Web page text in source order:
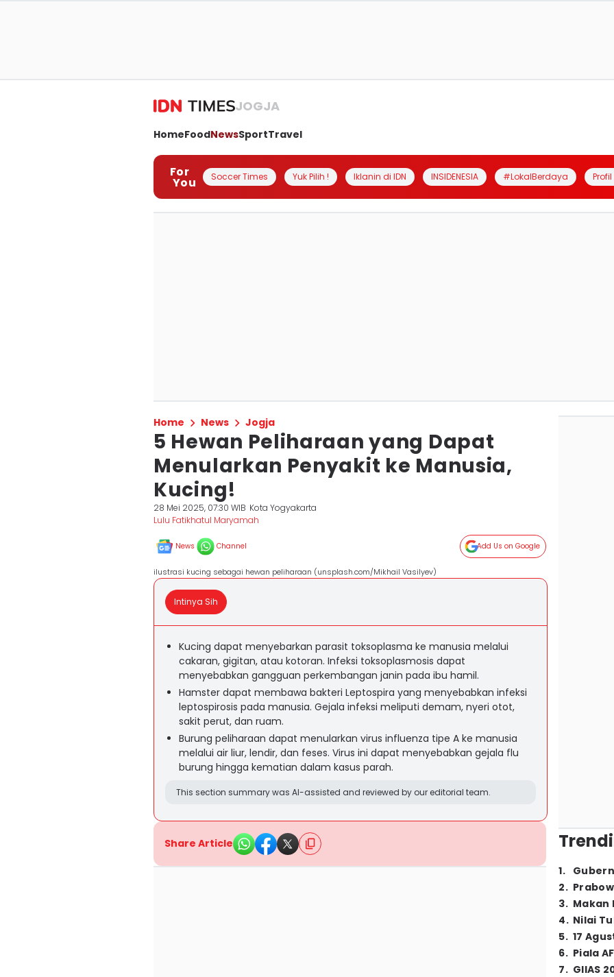
JOGJA
HomeFoodNewsSportTravel
For
You Soccer Times Yuk Pilih ! Iklanin di IDN INSIDENESIA #LokalBerdaya
Home News Jogja
5 Hewan Peliharaan yang Dapat
Menularkan Penyakit ke Manusia,
Kucing!
28 Mei 2025, 07:30 WIB Kota Yogyakarta
Lulu Fatikhatul Maryamah
News Channel Add Us on Google
ilustrasi kucing sebagai hewan peliharaan (unsplash.com/Mikhail Vasilyev)
Intinya Sih
Kucing dapat menyebarkan parasit toksoplasma ke manusia melalui
cakaran, gigitan, atau kotoran. Infeksi toksoplasmosis dapat
menyebabkan gangguan perkembangan janin pada ibu hamil.
Hamster dapat membawa bakteri Leptospira yang menyebabkan infeksi
leptospirosis pada manusia. Gejala infeksi meliputi demam, nyeri otot,
sakit perut, dan ruam.
Burung peliharaan dapat menularkan virus influenza tipe A ke manusia
melalui air liur, lendir, dan feses. Virus ini dapat menyebabkan gejala flu
burung hingga kematian dalam kasus parah.
This section summary was AI-assisted and reviewed by our editorial team.
Share Article
1.
2.
3. Makan
4. Nilai
5. 17
6. Piala
7. GIIAS